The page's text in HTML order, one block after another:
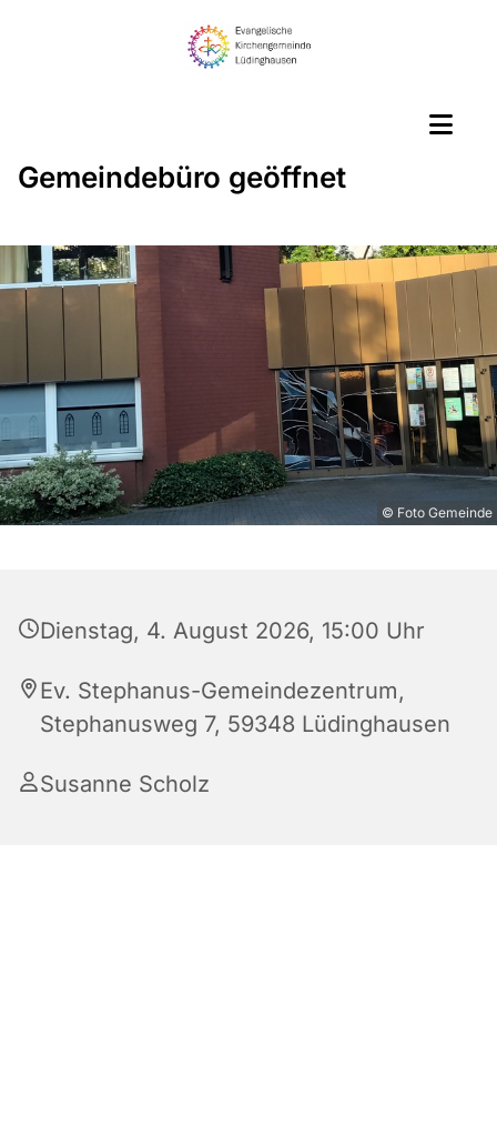
Gemeindebüro geöffnet
© Foto Gemeinde
Dienstag, 4. August 2026, 15:00 Uhr
Ev. Stephanus-Gemeindezentrum,
Stephanusweg 7, 59348 Lüdinghausen
Susanne Scholz